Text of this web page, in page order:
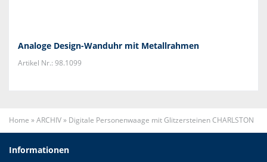
Analoge Design-Wanduhr mit Metallrahmen
Artikel Nr.: 98.1099
Home »ARCHIV» Digitale Personenwaage mit Glitzersteinen CHARLSTON
Informationen